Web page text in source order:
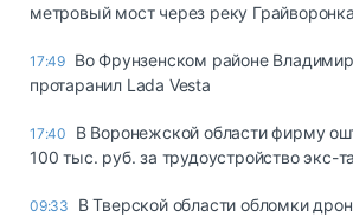
метровый мост через реку Грайворонка
17:49 Во Фрунзенском районе
протаранил Lada Vesta
17:40
В Воронежской области фирму
100 тыс. руб. за трудоустройство экс-
09:33
В Тверской области обломки